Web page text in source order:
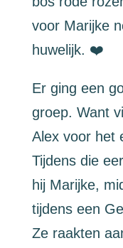
voor Marijke
huwelijk. ❤️
Er ging een
groep. Want
Alex voor het
Tijdens die
hij Marijke,
tijdens een
Ze raakten